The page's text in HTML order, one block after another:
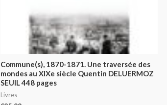
Commune(s), 1870-1871. Une traversée des
mondes au XIXe siècle Quentin DELUERMOZ
SEUIL 448 pages
Livres